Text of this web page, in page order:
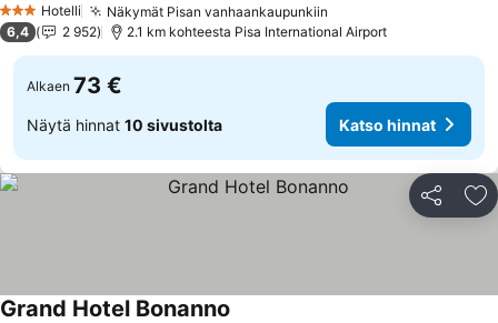
3 Tähtiluokitus
Hotelli Näkymät Pisan vanhaankaupunkiin
6,4 2 952 2.1 km kohteesta Pisa International Airport
Alkaen 73 €
Näytä hinnat 10 sivustolta Katso hinnat
Jaa
Grand Hotel Bonanno